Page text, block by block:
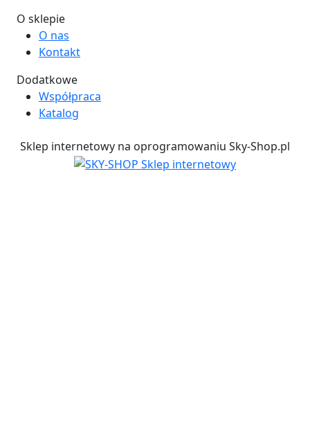
O sklepie
O nas
Kontakt
Dodatkowe
Współpraca
Katalog
Sklep internetowy na oprogramowaniu Sky-Shop.pl